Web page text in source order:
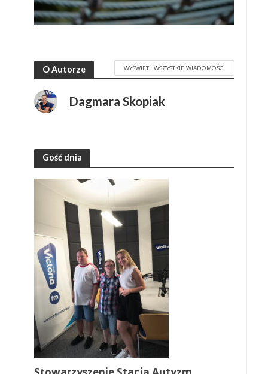
O Autorze WYŚWIETL WSZYSTKIE WIADOMOŚCI
Dagmara Skopiak
Gość dnia